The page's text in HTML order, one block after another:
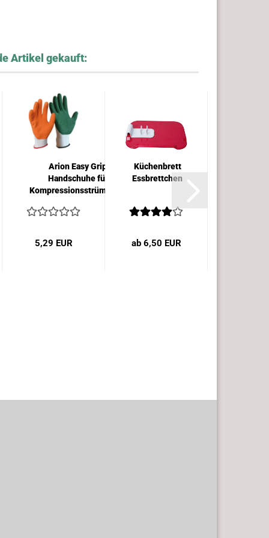
Artikel gekauft:
Arion Easy Grip
Handschuhe für
Kompressionsstrümpfe...
5,29 EUR
Küchenbrett
Essbrettchen
ab 6,50 EUR